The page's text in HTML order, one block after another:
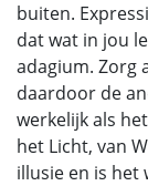
buiten.
dat wat in jou
adagium. Zorg
daardoor de
werkelijk als
het Licht, van
illusie en is het